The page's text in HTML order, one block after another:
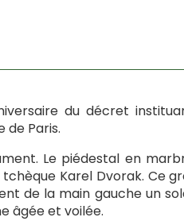
du décret
de Paris.
Le piédestal en
Karel Dvorak. Ce
de la main gauche un
âgée et voilée.